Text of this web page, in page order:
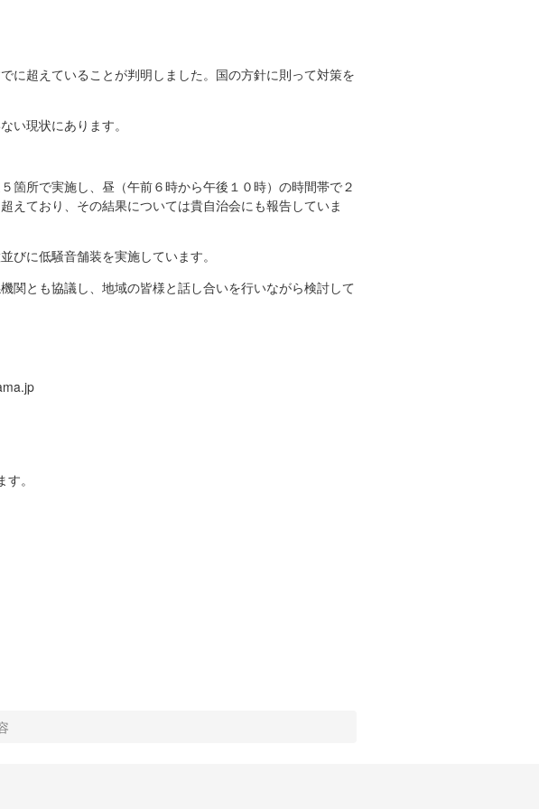
に超えていることが判明しました。国の方針に則って対策を
い現状にあります。
箇所で実施し、昼（午前６時から午後１０時）の時間帯で２
えており、その結果については貴自治会にも報告していま
びに低騒音舗装を実施しています。
関とも協議し、地域の皆様と話し合いを行いながら検討して
。